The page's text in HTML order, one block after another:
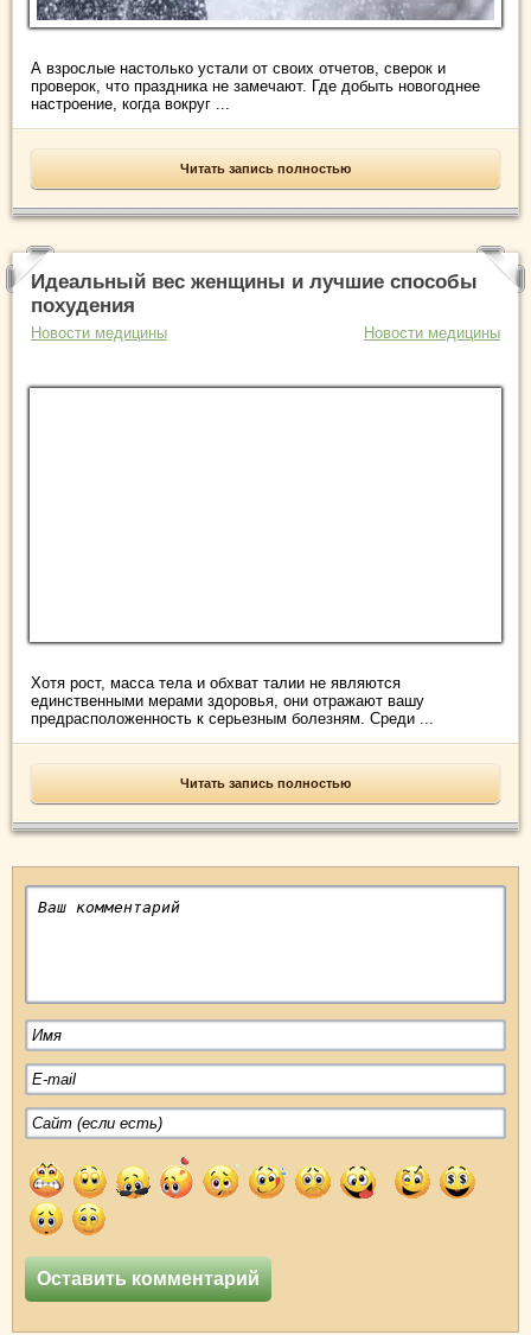
А взрослые настолько устали от своих отчетов, сверок и
проверок, что праздника не замечают. Где добыть новогоднее
настроение, когда вокруг ...
Читать запись полностью
Идеальный вес женщины и лучшие способы
похудения
Новости медицины Новости медицины
Хотя рост, масса тела и обхват талии не являются
единственными мерами здоровья, они отражают вашу
предрасположенность к серьезным болезням. Среди ...
Читать запись полностью